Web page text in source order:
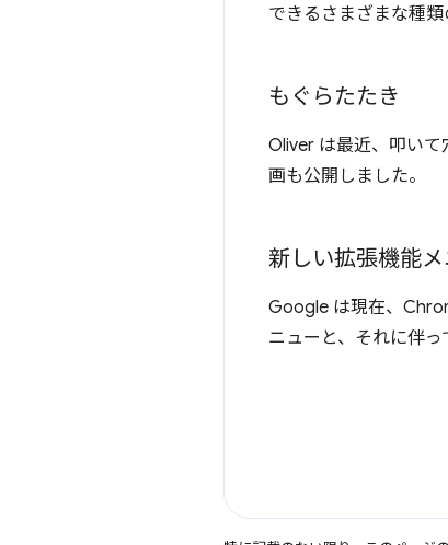
できるさまざまな種類
もぐらたたき
Oliver は最近、叩い
画も公開しました。
新しい拡張機能
Google は現在、
ニューと、それに伴っ